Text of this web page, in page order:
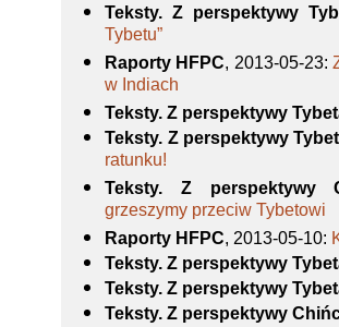
Teksty. Z perspektywy
Tybetu”
Raporty HFPC, 2013-05-23:
w Indiach
Teksty. Z perspektywy
Teksty. Z perspektywy
ratunku!
Teksty. Z perspektywy
grzeszymy przeciw Tybetowi
Raporty HFPC, 2013-05-10:
Teksty. Z perspektywy
Teksty. Z perspektywy
Teksty. Z perspektywy